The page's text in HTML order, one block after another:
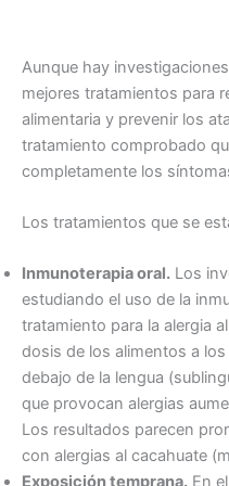
Aunque hay
mejores tratamientos para
alimentaria y prevenir los
tratamiento comprobado
completamente los
Los tratamientos que se
Inmunoterapia oral. Los
estudiando el uso de la
tratamiento para la alergia
dosis de los alimentos a
debajo de la lengua
que provocan alergias
Los resultados parecen
con alergias al cacahuate
Exposición temprana. En